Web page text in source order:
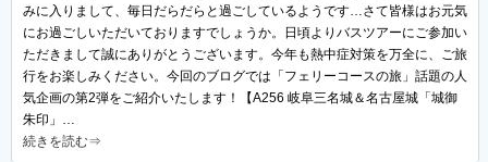
みに入りまして、毎日だらだらと過ごしているようです…さて皆様はお元気
にお過ごしいただいておりますでしょうか。日頃よりバスツアーにご参加い
ただきまして誠にありがとうございます。今年も熱中症対策を万全に、ご旅
行をお楽しみください。今回のブログでは「フェリーコースの旅」話題の人
気企画の第2弾をご紹介いたします！【A256 岐阜三名城＆名古屋城「城御
朱印」…
続きを読む⇒